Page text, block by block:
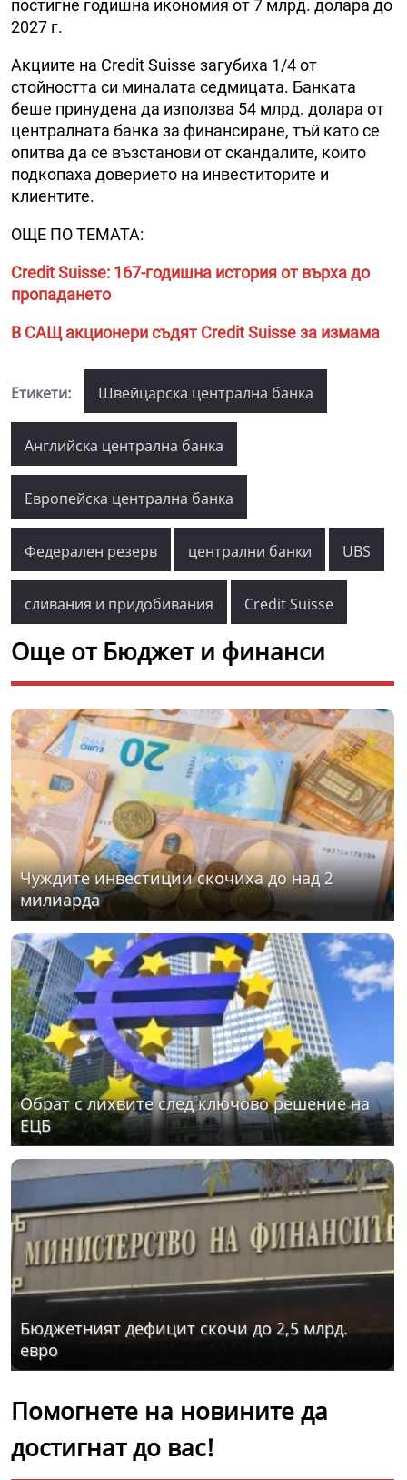
постигне годишна икономия от 7 млрд. долара до
2027 г.
Акциите на Credit Suisse загубиха 1/4 от
стойността си миналата седмицата. Банката
беше принудена да използва 54 млрд. долара от
централната банка за финансиране, тъй като се
опитва да се възстанови от скандалите, които
подкопаха доверието на инвеститорите и
клиентите.
ОЩЕ ПО ТЕМАТА:
Credit Suisse: 167-годишна история от върха до
пропадането
В САЩ акционери съдят Credit Suisse за измама
Етикети: Швейцарска централна банка
Английска централна банка
Европейска централна банка
Федерален резерв централни банки UBS
сливания и придобивания Credit Suisse
Още от Бюджет и финанси
Чуждите инвестиции скочиха до над 2
милиарда
Обрат с лихвите след ключово решение на
ЕЦБ
Бюджетният дефицит скочи до 2,5 млрд.
евро
Помогнете на новините да
достигнат до вас!